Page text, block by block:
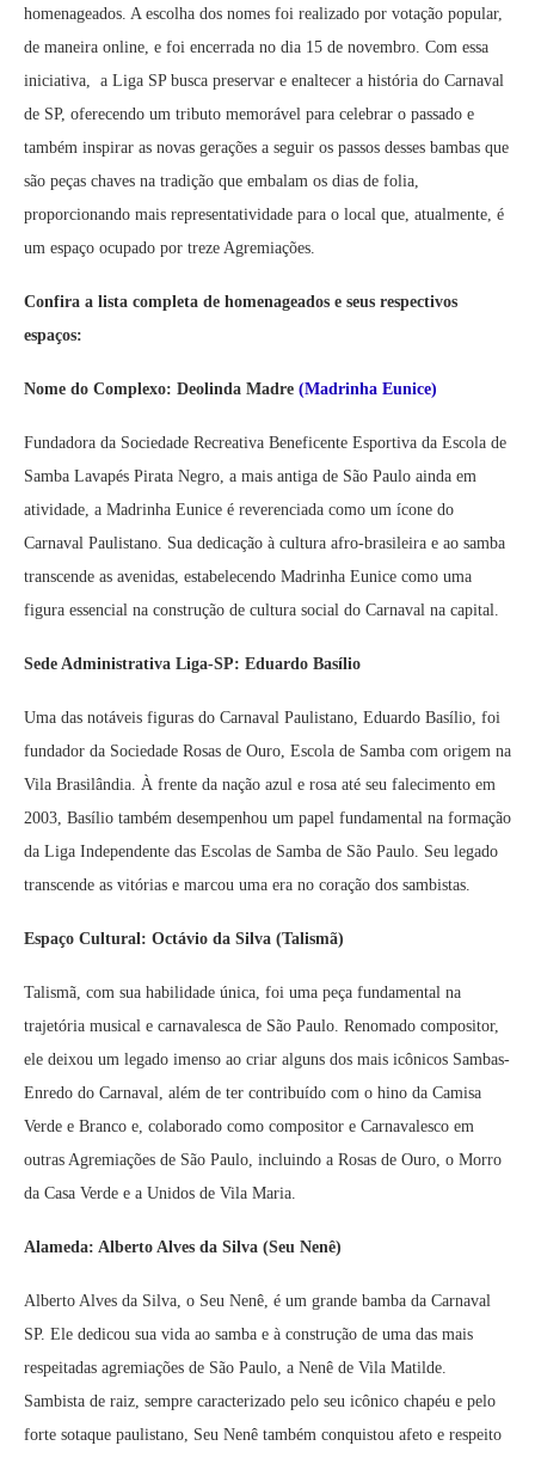
homenageados. A escolha dos nomes foi realizado por votação popular,
de maneira online, e foi encerrada no dia 15 de novembro. Com essa
iniciativa, a Liga SP busca preservar e enaltecer a história do Carnaval
de SP, oferecendo um tributo memorável para celebrar o passado e
também inspirar as novas gerações a seguir os passos desses bambas que
são peças chaves na tradição que embalam os dias de folia,
proporcionando mais representatividade para o local que, atualmente, é
um espaço ocupado por treze Agremiações.
Confira a lista completa de homenageados e seus respectivos
espaços:
Nome do Complexo: Deolinda Madre (Madrinha Eunice)
Fundadora da Sociedade Recreativa Beneficente Esportiva da Escola de
Samba Lavapés Pirata Negro, a mais antiga de São Paulo ainda em
atividade, a Madrinha Eunice é reverenciada como um ícone do
Carnaval Paulistano. Sua dedicação à cultura afro-brasileira e ao samba
transcende as avenidas, estabelecendo Madrinha Eunice como uma
figura essencial na construção de cultura social do Carnaval na capital.
Sede Administrativa Liga-SP: Eduardo Basílio
Uma das notáveis figuras do Carnaval Paulistano, Eduardo Basílio, foi
fundador da Sociedade Rosas de Ouro, Escola de Samba com origem na
Vila Brasilândia. À frente da nação azul e rosa até seu falecimento em
2003, Basílio também desempenhou um papel fundamental na formação
da Liga Independente das Escolas de Samba de São Paulo. Seu legado
transcende as vitórias e marcou uma era no coração dos sambistas.
Espaço Cultural: Octávio da Silva (Talismã)
Talismã, com sua habilidade única, foi uma peça fundamental na
trajetória musical e carnavalesca de São Paulo. Renomado compositor,
ele deixou um legado imenso ao criar alguns dos mais icônicos Sambas-
Enredo do Carnaval, além de ter contribuído com o hino da Camisa
Verde e Branco e, colaborado como compositor e Carnavalesco em
outras Agremiações de São Paulo, incluindo a Rosas de Ouro, o Morro
da Casa Verde e a Unidos de Vila Maria.
Alameda: Alberto Alves da Silva (Seu Nenê)
Alberto Alves da Silva, o Seu Nenê, é um grande bamba da Carnaval
SP. Ele dedicou sua vida ao samba e à construção de uma das mais
respeitadas agremiações de São Paulo, a Nenê de Vila Matilde.
Sambista de raiz, sempre caracterizado pelo seu icônico chapéu e pelo
forte sotaque paulistano, Seu Nenê também conquistou afeto e respeito